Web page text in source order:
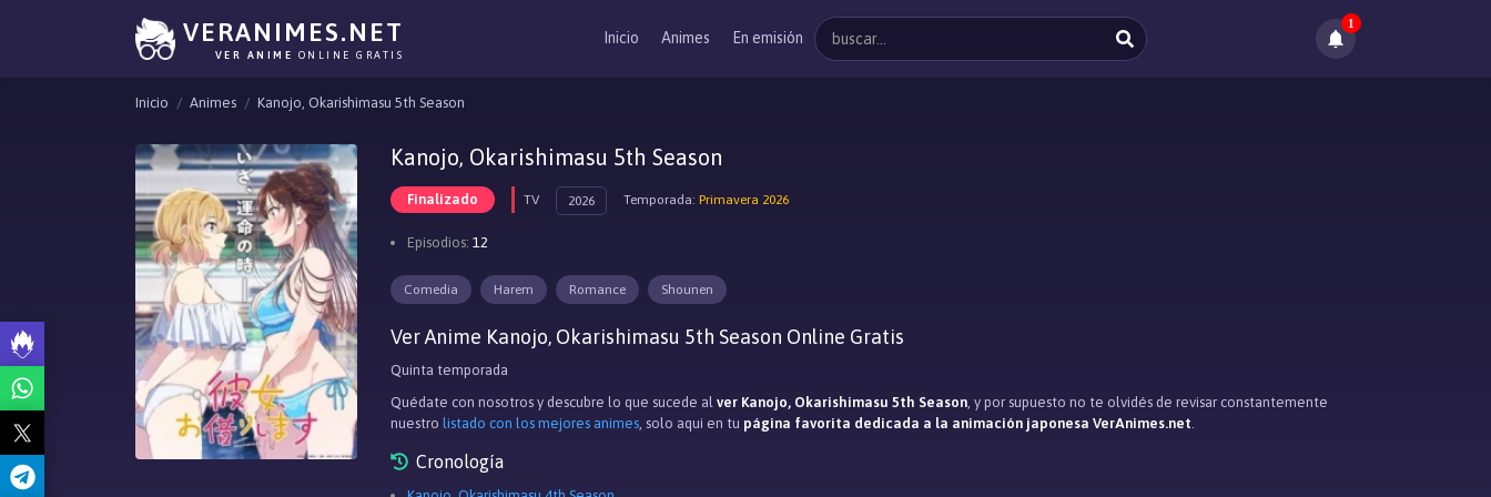
VERANIMES.NET
VER ANIME ONLINE GRATIS
Inicio Animes En emisión
1
Inicio Animes Kanojo, Okarishimasu 5th Season
Kanojo, Okarishimasu 5th Season
Finalizado TV 2026 Temporada: Primavera 2026
Episodios: 12
Comedia Harem Romance Shounen
Ver Anime Kanojo, Okarishimasu 5th Season Online Gratis
Quinta temporada
Quédate con nosotros y descubre lo que sucede al ver Kanojo, Okarishimasu 5th Season, y por supuesto no te olvidés de revisar constantemente
nuestro listado con los mejores animes, solo aqui en tu página favorita dedicada a la animación japonesa VerAnimes.net.
Cronología